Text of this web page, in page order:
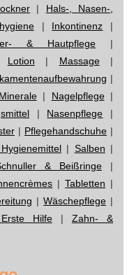
| Hals-, Nasen-,
| Inkontinenz |
& Hautpflege |
Lotion | Massage|
|
Minerale| Nagelpflege|
| Nasenpflege |
| Pflegehandschuhe |
| Salben |
& Beißringe|
|Tabletten |
| Wäschepflege |
Hilfe| Zahn- &